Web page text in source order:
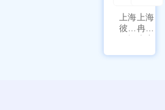
上海
彼爱
姆视
上海
冉绘
大容